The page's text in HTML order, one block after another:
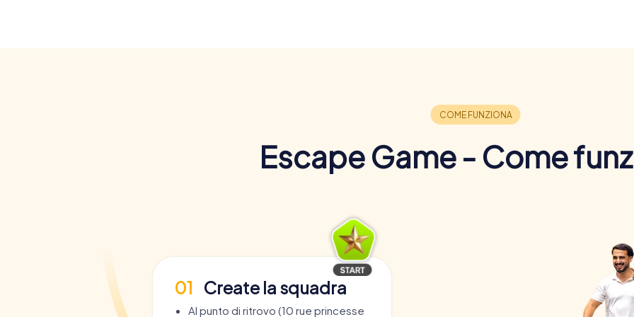
Escape Game - Come
01 Create la squadra
Al punto di ritrovo (10 rue princesse